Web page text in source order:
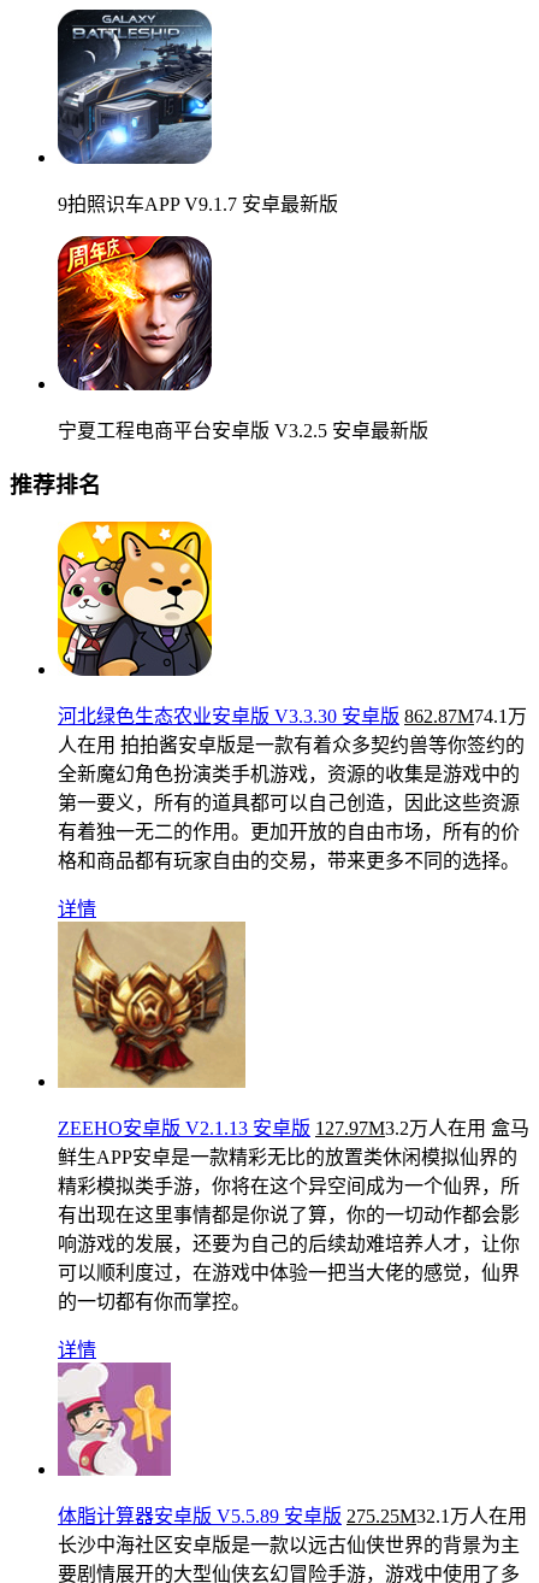
9拍照识车APP V9.1.7 安卓最新版
宁夏工程电商平台安卓版 V3.2.5 安卓最新版
推荐排名
河北绿色生态农业安卓版 V3.3.30 安卓版 862.87M74.1万
人在用 拍拍酱安卓版是一款有着众多契约兽等你签约的
全新魔幻角色扮演类手机游戏，资源的收集是游戏中的
第一要义，所有的道具都可以自己创造，因此这些资源
有着独一无二的作用。更加开放的自由市场，所有的价
格和商品都有玩家自由的交易，带来更多不同的选择。
详情
ZEEHO安卓版 V2.1.13 安卓版 127.97M3.2万人在用 盒马
鲜生APP安卓是一款精彩无比的放置类休闲模拟仙界的
精彩模拟类手游，你将在这个异空间成为一个仙界，所
有出现在这里事情都是你说了算，你的一切动作都会影
响游戏的发展，还要为自己的后续劫难培养人才，让你
可以顺利度过，在游戏中体验一把当大佬的感觉，仙界
的一切都有你而掌控。
详情
体脂计算器安卓版 V5.5.89 安卓版 275.25M32.1万人在用
长沙中海社区安卓版是一款以远古仙侠世界的背景为主
要剧情展开的大型仙侠玄幻冒险手游，游戏中使用了多